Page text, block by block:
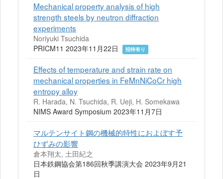
Mechanical property analysis of high
strength steels by neutron diffraction
experiments
Noriyuki Tsuchida
PRICM11 2023年11月22日
招待有り
Effects of temperature and strain rate on
mechanical properties in FeMnNiCoCr high
entropy alloy
R. Harada, N. Tsuchida, R. Ueji, H. Somekawa
NIMS Award Symposium 2023年11月7日
マルテンサイト鋼の機械的特性におよぼす予
ひずみの影響
倉本翔太, 土田紀之
日本鉄鋼協会第186回秋季講演大会 2023年9月21
日